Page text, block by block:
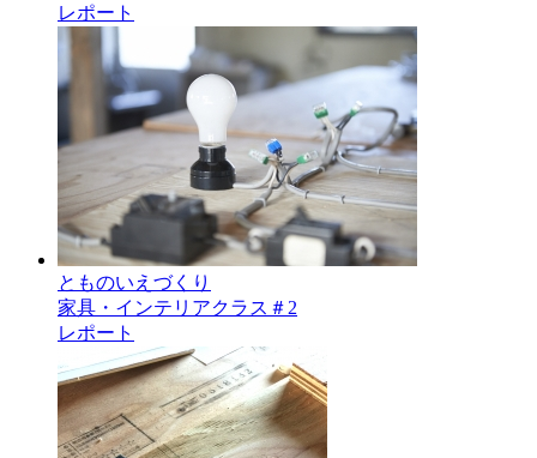
レポート
とものいえづくり
家具・インテリアクラス＃2
レポート